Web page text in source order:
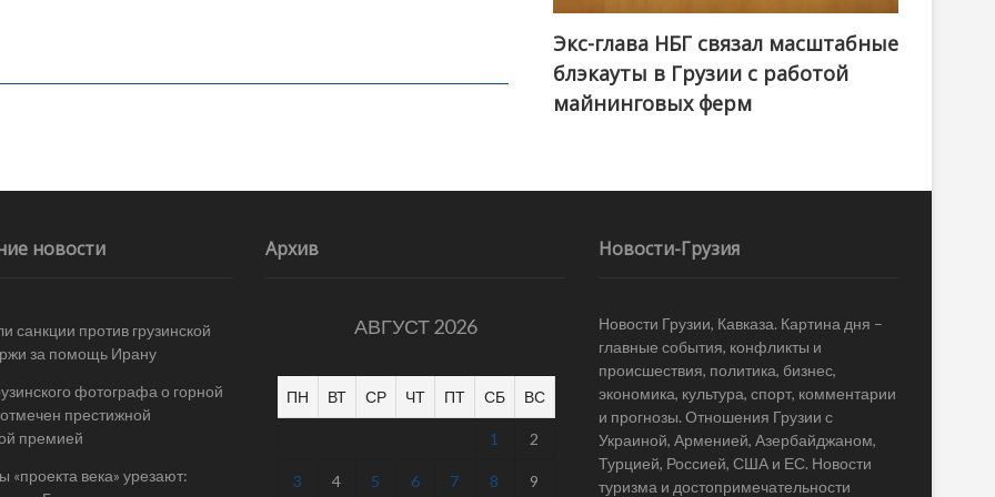
Экс-глава НБГ связал масштабные
блэкауты в Грузии с работой
майнинговых ферм
новости
санкции против грузинской
за помощь Ирану
фотографа о горной
престижной
премией
«проекта века» урезают:
Архив
АВГУСТ 2026
ПН ВТ СР ЧТ ПТ СБ ВС
1 2
3 4 5 6 7 8 9
Новости-Грузия
Новости Грузии, Кавказа. Картина дня –
главные события, конфликты и
происшествия, политика, бизнес,
экономика, культура, спорт, комментарии
и прогнозы. Отношения Грузии с
Украиной, Арменией, Азербайджаном,
Турцией, Россией, США и ЕС. Новости
туризма и достопримечательности